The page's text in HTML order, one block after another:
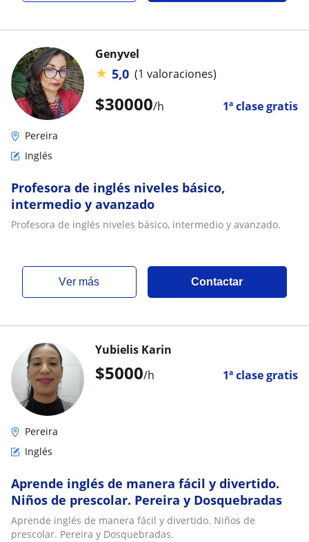
$30000/h 1ª clase gratis
Genyvel
★ 5,0 (1 valoraciones)
Pereira
Inglés
Profesora de inglés niveles básico,
intermedio y avanzado
Profesora de inglés niveles básico, intermedio y avanzado.
ver más Contactar
$5000/h 1ª clase gratis
Yubielis Karin
Pereira
Inglés
Aprende inglés de manera fácil y divertido.
Niños de prescolar. Pereira y Dosquebradas
Aprende inglés de manera fácil y divertido. Niños de
prescolar. Pereira y Dosquebradas.